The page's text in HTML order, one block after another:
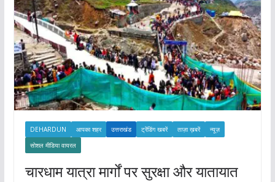
DEHARDUN आपका शहर उत्तराखंड ट्रेंडिंग खबरें ताज़ा ख़बरें
न्यूज़
सोशल मीडिया वायरल
चारधाम यात्रा मार्गों पर सुरक्षा और यातायात